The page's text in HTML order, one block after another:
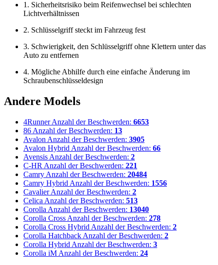
1. Sicherheitsrisiko beim Reifenwechsel bei schlechten
Lichtverhältnissen
2. Schlüsselgriff steckt im Fahrzeug fest
3. Schwierigkeit, den Schlüsselgriff ohne Klettern unter das
Auto zu entfernen
4. Mögliche Abhilfe durch eine einfache Änderung im
Schraubenschlüsseldesign
Andere Models
4Runner Anzahl der Beschwerden: 6653
86 Anzahl der Beschwerden: 13
Avalon Anzahl der Beschwerden: 3905
Avalon Hybrid Anzahl der Beschwerden: 66
Avensis Anzahl der Beschwerden: 2
C-HR Anzahl der Beschwerden: 221
Camry Anzahl der Beschwerden: 20484
Camry Hybrid Anzahl der Beschwerden: 1556
Cavalier Anzahl der Beschwerden: 2
Celica Anzahl der Beschwerden: 513
Corolla Anzahl der Beschwerden: 13040
Corolla Cross Anzahl der Beschwerden: 278
Corolla Cross Hybrid Anzahl der Beschwerden: 2
Corolla Hatchback Anzahl der Beschwerden: 2
Corolla Hybrid Anzahl der Beschwerden: 3
Corolla iM Anzahl der Beschwerden: 24